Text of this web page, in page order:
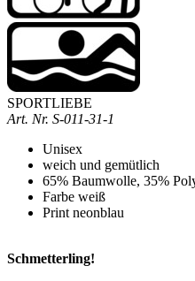
SPORTLIEBE
Art. Nr. S-011-31-1
Unisex
weich und gemütlich
65% Baumwolle, 35%
Farbe weiß
Print neonblau
Schmetterling!